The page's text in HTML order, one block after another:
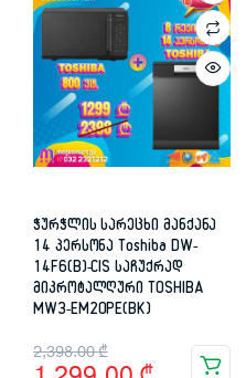
ჭურჭლის სარეცხი მანქანა
14 პერსონა Toshiba DW-
14F6(B)-CIS საჩუქრად
მიკროტალღური TOSHIBA
MW3-EM20PE(BK)
2,398.00₾
Original
Current